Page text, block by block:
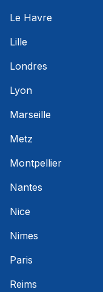
Le Havre
Lille
Londres
Lyon
Marseille
Metz
Montpellier
Nantes
Nice
Nimes
Paris
Reims